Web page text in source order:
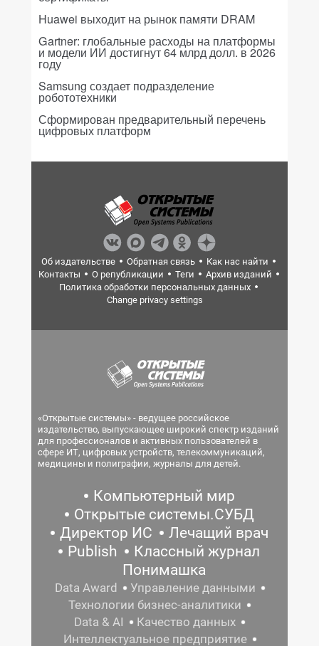
Huawei выходит на рынок памяти DRAM
Gartner: глобальные расходы на платформы
и модели ИИ достигнут 64 млрд долл. в 2026
году
Samsung создает подразделение
робототехники
Сформирован предварительный перечень
цифровых платформ
Об издательстве Обратная связь
Как нас найти
Контакты
О републикации Теги
Архив изданий
Политика обработки персональных данных
Change privacy settings
«Открытые системы» - ведущее российское
издательство, выпускающее широкий спектр изданий
для профессионалов и активных пользователей в
сфере ИТ, цифровых устройств, телекоммуникаций,
медицины и полиграфии, журналы для детей.
Компьютерный мир
Открытые системы.СУБД
Директор ИС
Лечащий врач
Publish
Классный журнал
Понимашка
Data Award
Управление данными
Технологии бизнес-аналитики
Data & AI
Качество данных
Интеллектуальное предприятие